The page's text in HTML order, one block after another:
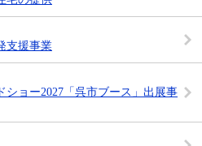
支援事業
ショー2027「呉市ブース」出展事